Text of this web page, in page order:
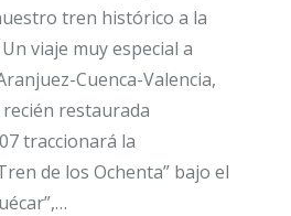
tren histórico a la
viaje muy especial a
Cuenca-Valencia,
restaurada
traccionará la
de los Ochenta” bajo el